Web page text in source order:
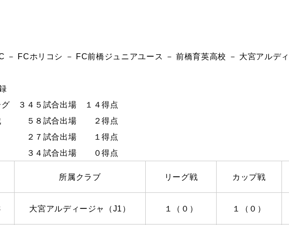
－ FCホリコシ － FC前橋ジュニアユース － 前橋育英高校 － 大宮アルデ
グ ３４５試合出場 １４得点
５８試合出場 ２得点
２７試合出場 １得点
３４試合出場 ０得点
所属クラブ リーグ戦 カップ戦
大宮アルディージャ（J1 ） １（０） １（０）